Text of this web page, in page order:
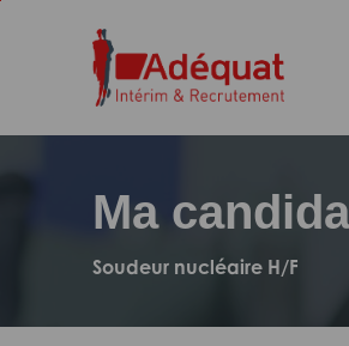
navigation
Ma
Soudeur nucléaire H/F